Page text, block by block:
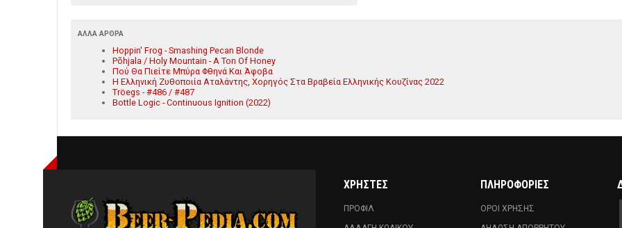
ΆΛΛΑ ΆΡΘΡΑ
Hoppin' Frog - Smashing Pecan Blonde
Põhjala / Holy Mountain - A Ton Of Honey
Πού Θα Πιείτε Μπύρα Φθηνά Και Άφοβα
Η Ελληνική Ζυθοποιία Αταλάντης, Χορηγός Στα Βραβεία Ελληνικής Κουζίνας 2022
Tröegs - #486 / #487
Bottle Logic - Continuous Ignition (2022)
ΧΡΗΣΤΕΣ
ΠΡΟΦΙΛ
ΠΛΗΡΟΦΟΡΙΕΣ
ΟΡΟΙ ΧΡΗΣΗΣ